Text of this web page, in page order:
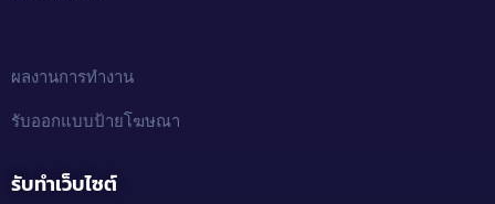
ผลงานการทำงาน
รับออกแบบป้ายโฆษณา
รับทำเว็บไซต์